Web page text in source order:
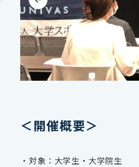
＜開催概要＞
・対象：大学生・大学院生